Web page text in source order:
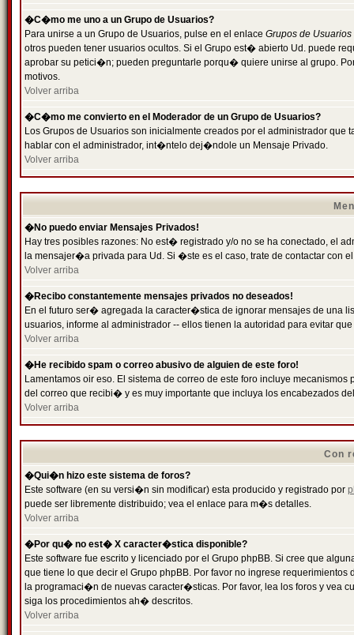
�C�mo me uno a un Grupo de Usuarios?
Para unirse a un Grupo de Usuarios, pulse en el enlace Grupos de Usuarios
otros pueden tener usuarios ocultos. Si el Grupo est� abierto Ud. puede
aprobar su petici�n; pueden preguntarle porqu� quiere unirse al grupo.
motivos.
Volver arriba
�C�mo me convierto en el Moderador de un Grupo de Usuarios?
Los Grupos de Usuarios son inicialmente creados por el administrador
hablar con el administrador, int�ntelo dej�ndole un Mensaje Privado.
Volver arriba
�No puedo enviar Mensajes Privados!
Hay tres posibles razones: No est� registrado y/o no se ha conectado, el
la mensajer�a privada para Ud. Si �ste es el caso, trate de contactar con
Volver arriba
�Recibo constantemente mensajes privados no deseados!
En el futuro ser� agregada la caracter�stica de ignorar mensajes de una
usuarios, informe al administrador -- ellos tienen la autoridad para evitar
Volver arriba
�He recibido spam o correo abusivo de alguien de este foro!
Lamentamos oir eso. El sistema de correo de este foro incluye
del correo que recibi� y es muy importante que incluya los encabezados
Volver arriba
Con
�Qui�n hizo este sistema de foros?
Este software (en su versi�n sin modificar) esta producido y registrado por
puede ser libremente distribuido; vea el enlace para m�s detalles.
Volver arriba
�Por qu� no est� X caracter�stica disponible?
Este software fue escrito y licenciado por el Grupo phpBB. Si cree que
que tiene lo que decir el Grupo phpBB. Por favor no ingrese
la programaci�n de nuevas caracter�sticas. Por favor, lea los foros y vea
siga los procedimientos ah� descritos.
Volver arriba